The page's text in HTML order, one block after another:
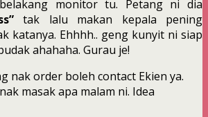
monitor tu. Petang ni dia
tak lalu makan kepala pening
katanya. Ehhhh.. geng kunyit ni siap
ahahaha. Gurau je!
nak order boleh contact Ekien ya.
masak apa malam ni. Idea